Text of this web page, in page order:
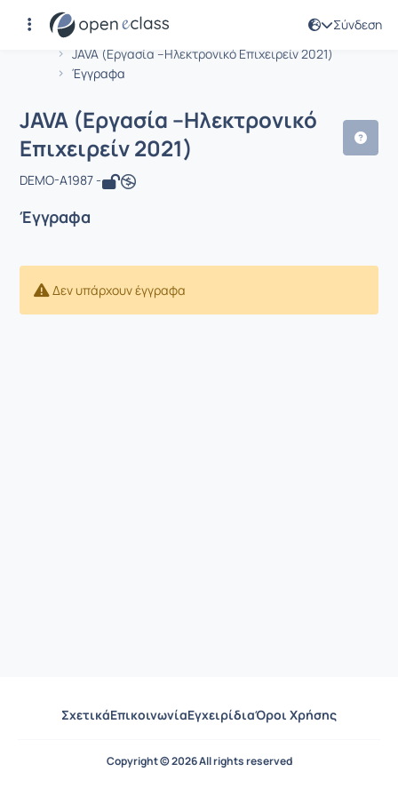
Σύνδεση
Αρχική Σελίδα
JAVA (Εργασία –Ηλεκτρονικό Επιχειρείν 2021)
Έγγραφα
Μάθημα : JAVA (Εργασία
JAVA (Εργασία –Ηλεκτρονικό
Επιχειρείν 2021)
DEMO-A1987 -
Έγγραφα
Δεν υπάρχουν έγγραφα
ΣχετικάΕπικοινωνίαΕγχειρίδιαΌροι Χρήσης
Copyright © 2026 All rights reserved